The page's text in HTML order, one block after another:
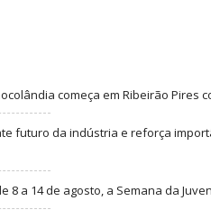
começa em Ribeirão Pires
futuro da indústria e reforça
8 a 14 de agosto, a Semana da